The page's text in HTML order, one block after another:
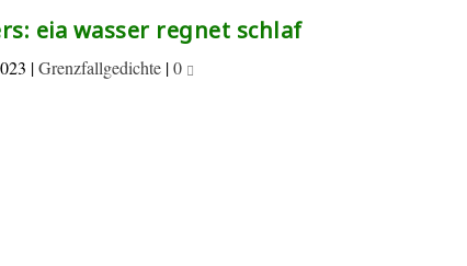
eia wasser regnet schlaf
|Grenzfallgedichte |0